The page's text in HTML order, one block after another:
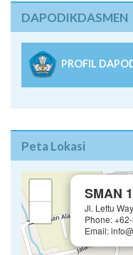
DAPODIKDASMEN
PROFIL
Peta Lokasi
SMAN
Jl. Lettu
Phone:
Email: